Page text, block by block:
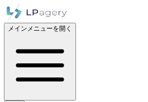
メインメニューを開く